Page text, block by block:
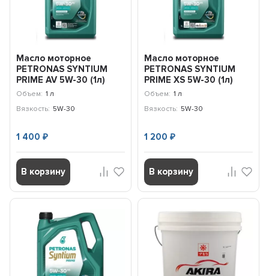
Масло моторное
PETRONAS SYNTIUM
PRIME AV 5W-30 (1л)
71234E18EU
Объем: 1 л
Вязкость: 5W-30
1 400₽
В корзину
Масло моторное
PETRONAS SYNTIUM
PRIME XS 5W-30 (1л)
71235E18EU
Объем: 1 л
Вязкость: 5W-30
1 200 ₽
В корзину